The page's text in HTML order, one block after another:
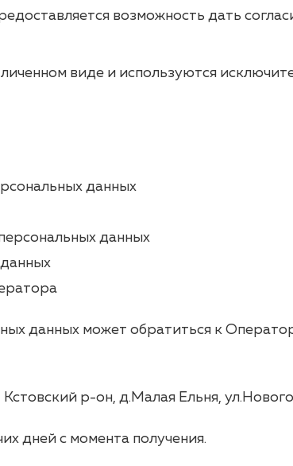
возможность дать
виде и используются
данных
данных
данных может обратиться к
р-он, д.Малая Ельня,
дней с момента получения.